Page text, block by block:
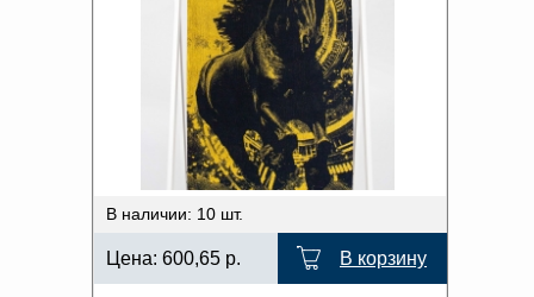
В наличии: 10 шт.
Цена: 600,65 р. В корзину